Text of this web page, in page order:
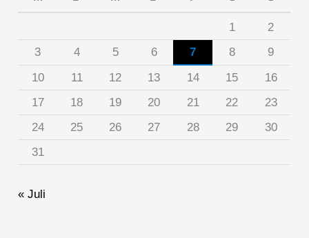
1
2
3
4 5 6 7 8
9
10
11 12 13 14 15
16
17
18 19 20 21 22
23
24
25 26 27 28 29
30
31
« Juli